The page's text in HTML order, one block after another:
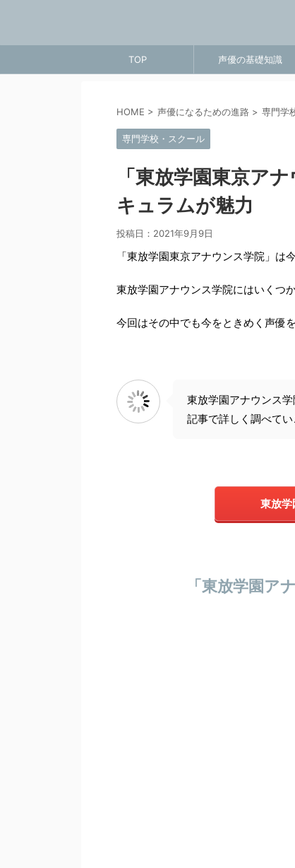
TOP 声優の基礎知識
HOME > 声優になるための進路 > 専門学
専門学校・スクール
「東放学園東京ア
キュラムが魅力
投稿日： 2021年9月9日
「東放学園東京アナウンス学院」は
東放学園アナウンス学院にはいくつ
今回はその中でも今をときめく声優
東放学園アナウンス
記事で詳しく調べてい
東放学
「東放学園ア